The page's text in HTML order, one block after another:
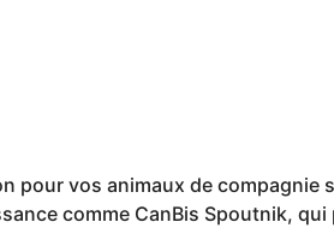
pour vos animaux de compagnie
comme CanBis Spoutnik,